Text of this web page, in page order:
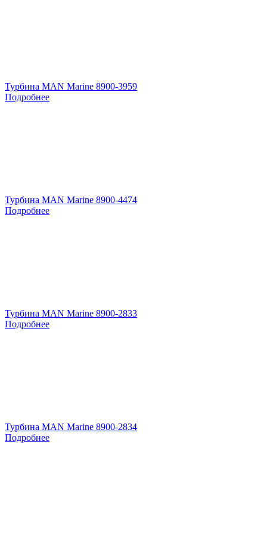
Турбина MAN Marine 8900-3959
Подробнее
Турбина MAN Marine 8900-4474
Подробнее
Турбина MAN Marine 8900-2833
Подробнее
Турбина MAN Marine 8900-2834
Подробнее